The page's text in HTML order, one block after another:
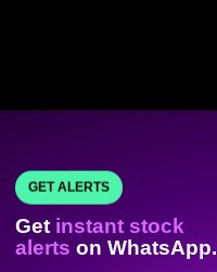
GET ALERTS
Get instant stock
alerts on WhatsApp.